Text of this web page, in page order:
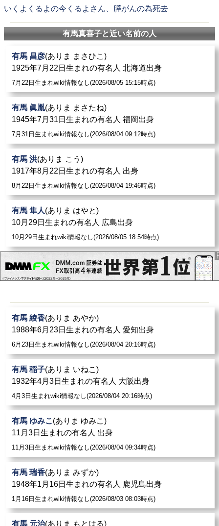
いくよくるよの今くるよさん、膵がんの為死去
有馬真喜子と近い名前の人
有馬 昌彦(ありま まさひこ)
1925年7月22日生まれの有名人 北海道出身
7月22日生まれwiki情報なし(2026/08/05 15:15時点)
有馬 眞胤(ありま まさたね)
1945年7月31日生まれの有名人 福岡出身
7月31日生まれwiki情報なし(2026/08/04 09:12時点)
有馬 洪(ありま こう)
1917年8月22日生まれの有名人 出身
8月22日生まれwiki情報なし(2026/08/04 19:46時点)
有馬 隼人(ありま はやと)
10月29日生まれの有名人 広島出身
10月29日生まれwiki情報なし(2026/08/05 18:54時点)
有馬 綾香(ありま あやか)
1988年6月23日生まれの有名人 愛知出身
6月23日生まれwiki情報なし(2026/08/04 20:16時点)
有馬 稲子(ありま いねこ)
1932年4月3日生まれの有名人 大阪出身
4月3日生まれwiki情報なし(2026/08/04 20:16時点)
有馬 ゆみこ (ありま ゆみこ)
11月3日生まれの有名人 出身
11月3日生まれwiki情報なし(2026/08/04 09:34時点)
有馬 瑞香(ありま みずか)
1948年1月16日生まれの有名人 鹿児島出身
1月16日生まれwiki情報なし(2026/08/03 08:03時点)
有馬 元治(ありま もとはる)